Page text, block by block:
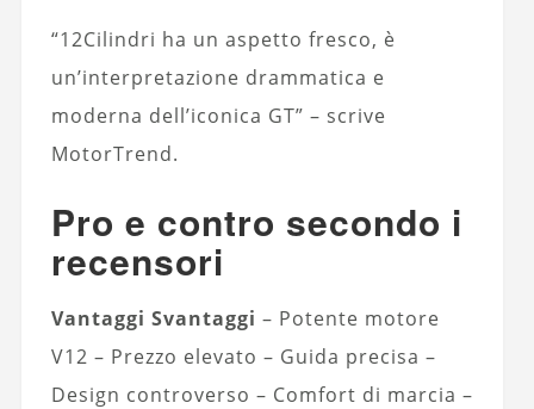
“12Cilindri ha un aspetto fresco, è
un’interpretazione drammatica e
moderna dell’iconica GT” – scrive
MotorTrend.
Pro e contro secondo i
recensori
Vantaggi Svantaggi – Potente motore
V12 – Prezzo elevato – Guida precisa –
Design controverso – Comfort di marcia –